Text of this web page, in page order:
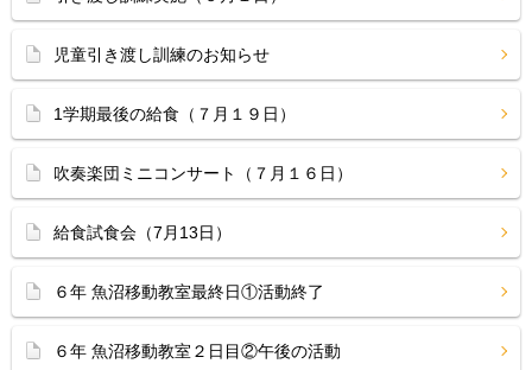
児童引き渡し訓練のお知らせ
1学期最後の給食（７月１９日）
吹奏楽団ミニコンサート（７月１６日）
給食試食会（7月13日）
６年 魚沼移動教室最終日①活動終了
６年 魚沼移動教室２日目②午後の活動